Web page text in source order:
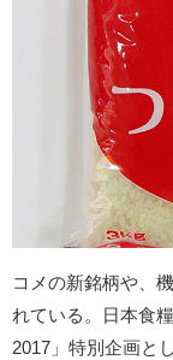
コメの新銘柄や、
れている。日本食
2017」特別企画と